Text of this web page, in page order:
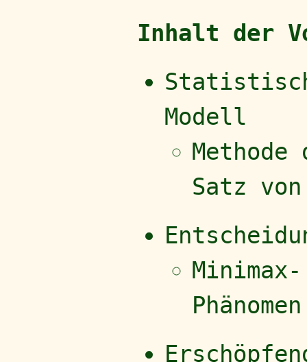
Inhalt der
Modell
Satz von
Phänomen